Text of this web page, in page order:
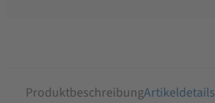
ProduktbeschreibungArtikeldetails